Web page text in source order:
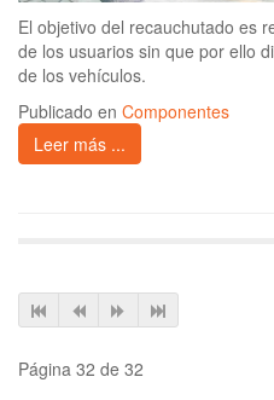
El objetivo del recauchutado es
de los usuarios sin que por ello
de los vehículos.
Publicado en Componentes
Leer más ...
Página 32 de 32